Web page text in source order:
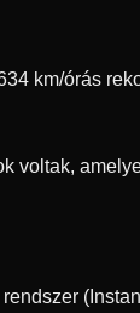
km/órás
voltak,